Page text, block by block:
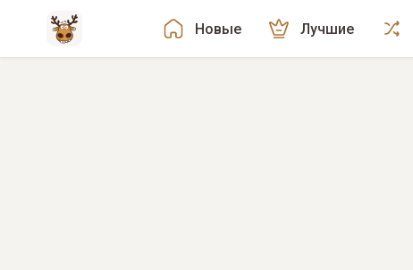
Новые Лучшие